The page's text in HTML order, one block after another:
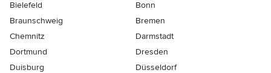
Bielefeld
Bonn
Braunschweig
Bremen
Chemnitz
Darmstadt
Dortmund
Dresden
Duisburg
Düsseldorf